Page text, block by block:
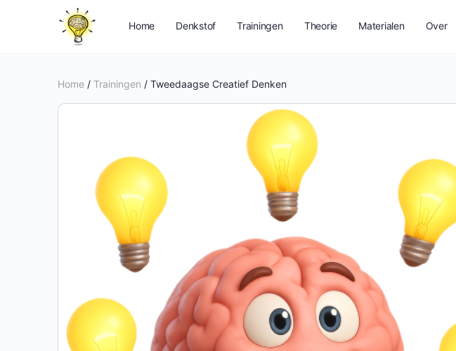
Home Denkstof Trainingen Theorie Materialen Over
Home / Trainingen / Tweedaagse Creatief Denken